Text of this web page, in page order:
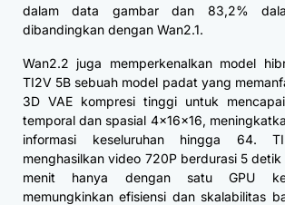
dalam data gambar dan 83,2%
dibandingkan dengan Wan2.1.
Wan2.2 juga memperkenalkan model
TI2V 5B sebuah model padat yang
3D VAE kompresi tinggi untuk
temporal dan spasial 4x16x16,
informasi keseluruhan hingga 64.
menghasilkan video 720P berdurasi 5
menit hanya dengan satu GPU
memungkinkan efisiensi dan skalabilitas